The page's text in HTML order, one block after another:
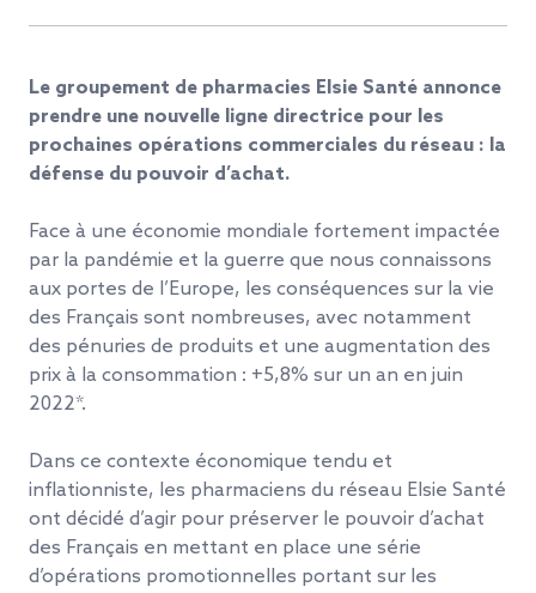
Le groupement de pharmacies Elsie Santé annonce
prendre une nouvelle ligne directrice pour les
prochaines opérations commerciales du réseau : la
défense du pouvoir d’achat.
Face à une économie mondiale fortement impactée
par la pandémie et la guerre que nous connaissons
aux portes de l’Europe, les conséquences sur la vie
des Français sont nombreuses, avec notamment
des pénuries de produits et une augmentation des
prix à la consommation : +5,8% sur un an en juin
2022*.
Dans ce contexte économique tendu et
inflationniste, les pharmaciens du réseau Elsie Santé
ont décidé d’agir pour préserver le pouvoir d’achat
des Français en mettant en place une série
d’opérations promotionnelles portant sur les